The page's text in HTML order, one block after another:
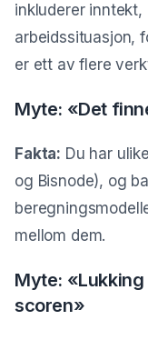
inkluderer
arbeidssituasjon,
er ett av flere
Myte: «Det
Fakta: Du har
og Bisnode), og
mellom dem.
Myte:
scoren»